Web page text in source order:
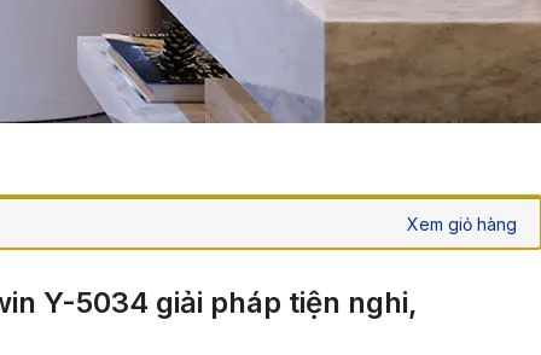
Xem giỏ hàng
Y-5034 giải pháp tiện nghi,